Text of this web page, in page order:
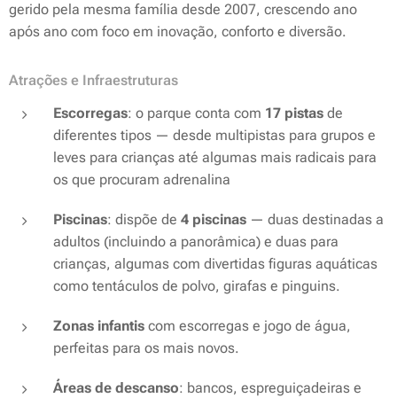
gerido pela mesma família desde 2007, crescendo ano
após ano com foco em inovação, conforto e diversão.
Atrações e Infraestruturas
Escorregas: o parque conta com 17 pistas de
diferentes tipos — desde multipistas para grupos e
leves para crianças até algumas mais radicais para
os que procuram adrenalina
Piscinas: dispõe de 4 piscinas — duas destinadas a
adultos (incluindo a panorâmica) e duas para
crianças, algumas com divertidas figuras aquáticas
como tentáculos de polvo, girafas e pinguins.
Zonas infantis com escorregas e jogo de água,
perfeitas para os mais novos.
Áreas de descanso: bancos, espreguiçadeiras e